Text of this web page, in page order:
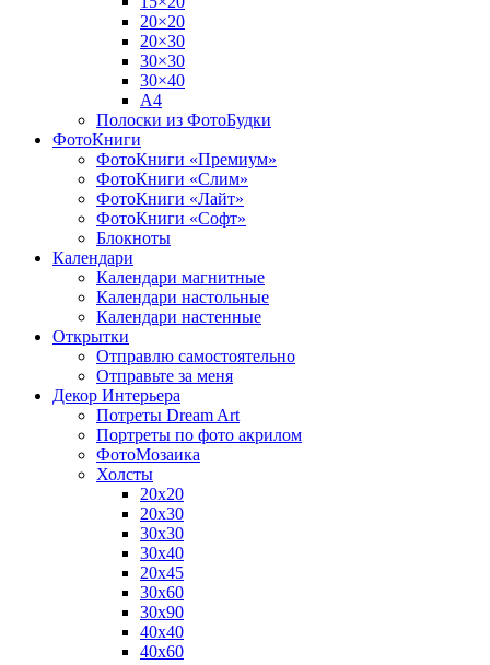
20×20
20×30
30×30
30×40
A4
Полоски из ФотоБудки
ФотоКниги
ФотоКниги «Премиум»
ФотоКниги «Слим»
ФотоКниги «Лайт»
ФотоКниги «Софт»
Блокноты
Календари
Календари магнитные
Календари настольные
Календари настенные
Открытки
Отправлю самостоятельно
Отправьте за меня
Декор Интерьера
Потреты Dream Art
Портреты по фото акрилом
ФотоМозаика
Холсты
20х20
20х30
30х30
30х40
20х45
30х60
30х90
40х40
40х60